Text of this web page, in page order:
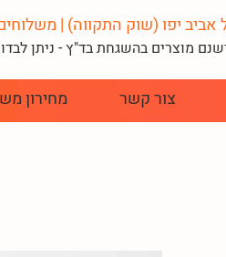
מוצרים בהשגחת בד"ץ - ניתן
צור קשר מחירון